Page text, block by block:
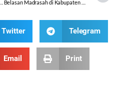
Twitter Telegram
Email Print